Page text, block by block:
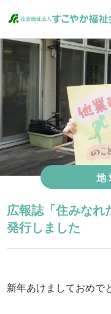
広報誌「住みなれ
発行しました
新年あけましておめで